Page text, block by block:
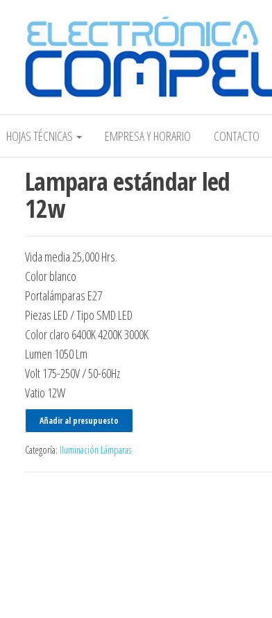
Electrónica COMPEL
HOJAS TÉCNICAS EMPRESA Y HORARIO CONTACTO
Lampara estándar led
12w
Vida media 25,000 Hrs.
Color blanco
Portalámparas E27
Piezas LED / Tipo SMD LED
Color claro 6400K 4200K 3000K
Lumen 1050 Lm
Volt 175-250V / 50-60Hz
Vatio 12W
Añadir al presupuesto
Categoría: Iluminación Lámparas